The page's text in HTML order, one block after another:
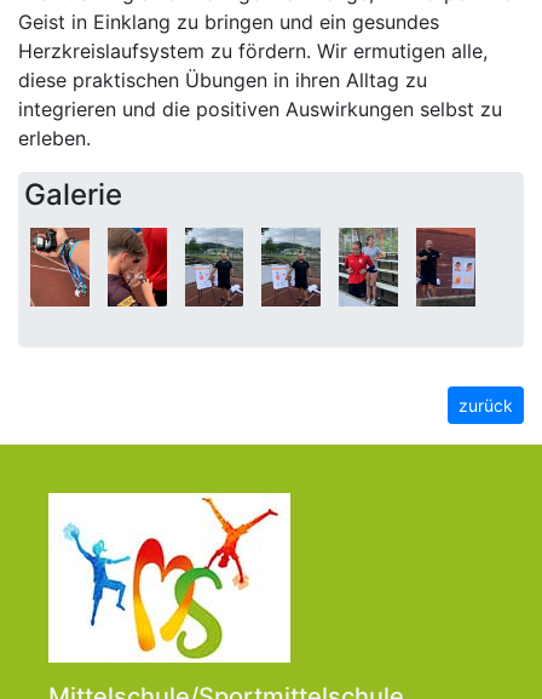
Geist in Einklang zu bringen und ein gesundes
Herzkreislaufsystem zu fördern. Wir ermutigen alle,
diese praktischen Übungen in ihren Alltag zu
integrieren und die positiven Auswirkungen selbst zu
erleben.
Galerie
zurück